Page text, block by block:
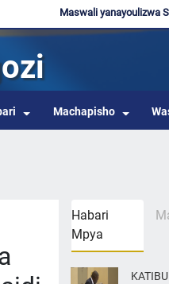
Maswali yanayoulizwa
Machapisho
Habari
Mpya